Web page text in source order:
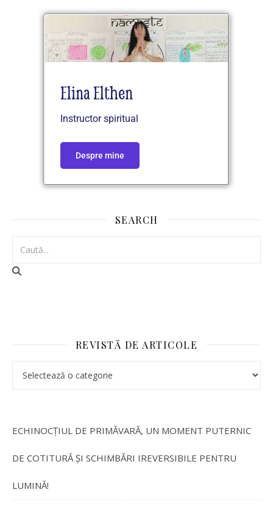
Elina Elthen
Instructor spiritual
Despre mine
SEARCH
REVISTĂ DE ARTICOLE
ECHINOCȚIUL DE PRIMĂVARĂ, UN MOMENT PUTERNIC
DE COTITURĂ ȘI SCHIMBĂRI IREVERSIBILE PENTRU
LUMINĂ!